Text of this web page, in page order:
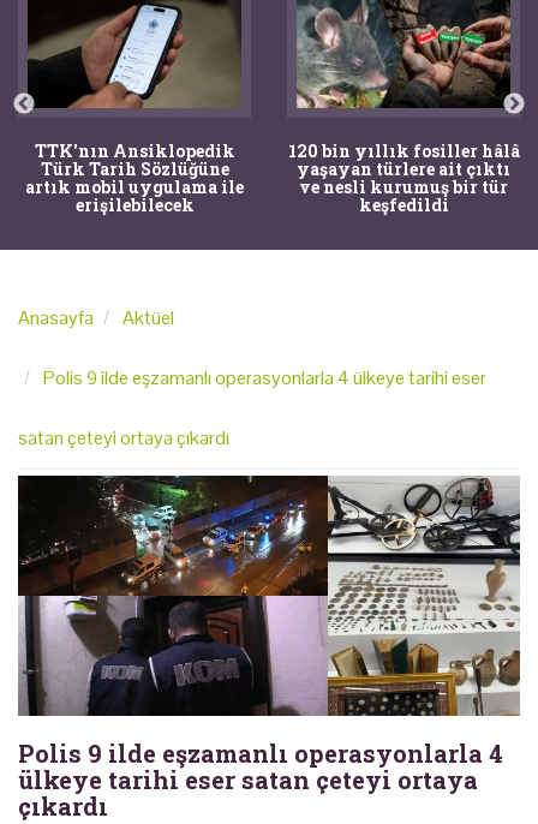
TTK'nın Ansiklopedik
Türk Tarih Sözlüğüne
artık mobil uygulama ile
erişilebilecek
120 bin yıllık fosiller hâlâ
yaşayan türlere ait çıktı
ve nesli kurumuş bir tür
keşfedildi
Anasayfa Aktüel
Polis 9 ilde eşzamanlı operasyonlarla 4 ülkeye tarihi eser
satan çeteyi ortaya çıkardı
Polis 9 ilde eşzamanlı operasyonlarla 4
ülkeye tarihi eser satan çeteyi ortaya
çıkardı